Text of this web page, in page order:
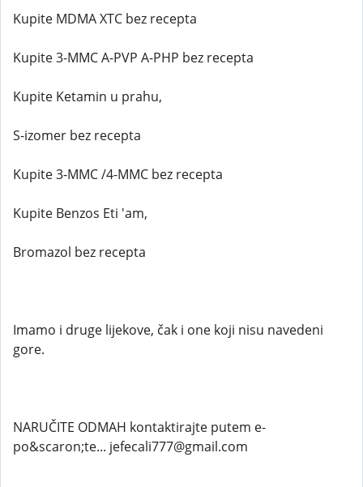
Kupite MDMA XTC bez recepta
Kupite 3-MMC A-PVP A-PHP bez recepta
Kupite Ketamin u prahu,
S-izomer bez recepta
Kupite 3-MMC /4-MMC bez recepta
Kupite Benzos Eti 'am,
Bromazol bez recepta
Imamo i druge lijekove, čak i one koji nisu navedeni
gore.
NARUČITE ODMAH kontaktirajte putem e-
po&scaron;te... jefecali777@gmail.com